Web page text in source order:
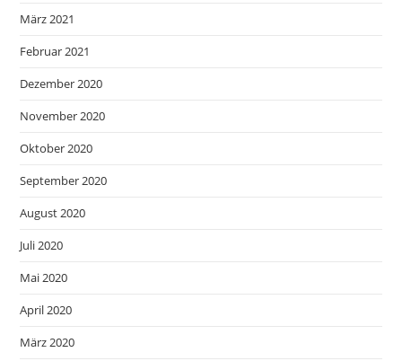
März 2021
Februar 2021
Dezember 2020
November 2020
Oktober 2020
September 2020
August 2020
Juli 2020
Mai 2020
April 2020
März 2020